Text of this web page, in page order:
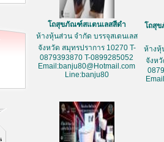
โถสุขภัณฑ์สแตนเลสสีดำ
ห้างหุ้นส่วน จำกัด บรรจุสเตนเลส
จังหวัด สมุทรปราการ 10270 T-
0879393870 T-0899285052
Email:banju80@Hotmail.com
Line:banju80
โถสุ
ห้างหุ้
จังห